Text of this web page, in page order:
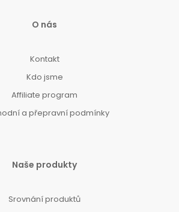
O nás
Kontakt
Kdo jsme
Affiliate program
a přepravní podmínky
Naše produkty
Srovnání produktů